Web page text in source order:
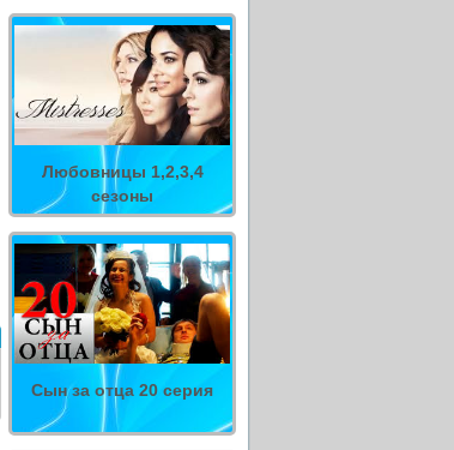
Любовницы 1,2,3,4
сезоны
Сын за отца 20 серия